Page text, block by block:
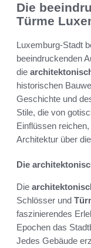
Die
Türme
Luxemburg-Stadt
beeindruckenden
die
historischen
Geschichte und
Stile, die von
Einflüssen
Architektur über
Die
Die
Schlösser und
faszinierendes
Epochen das
Jedes Gebäude